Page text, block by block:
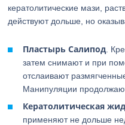
кератолитические мази,
действуют дольше, но
Пластырь Салипод .
затем снимают и при
отслаивают
Манипуляции
Кератолитическая
применяют не дольше